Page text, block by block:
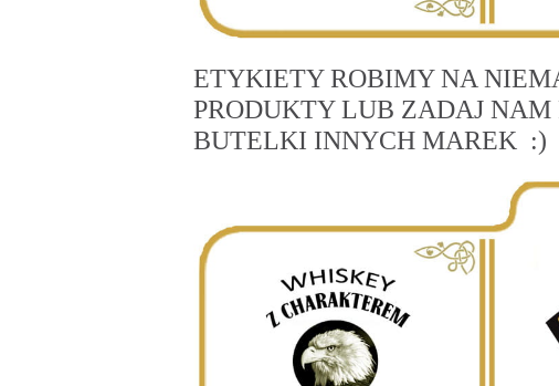
ETYKIETY ROBIMY NA
PRODUKTY LUB ZADAJ
BUTELKI INNYCH MAREK :)